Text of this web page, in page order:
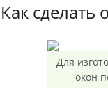
Как сделать
Для
окон